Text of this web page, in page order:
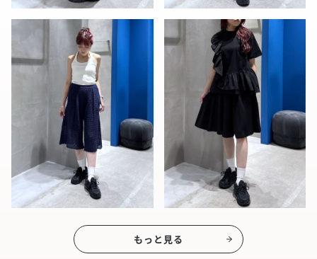
もっと見る